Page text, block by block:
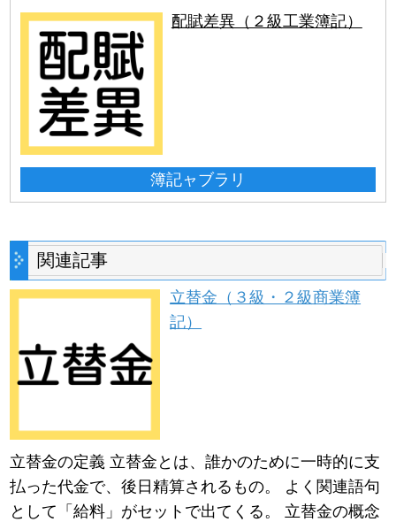
配賦差異（２級工業簿記）
簿記ャブラリ
関連記事
立替金（３級・２級商業簿
記）
立替金の定義 立替金とは、誰かのために一時的に支
払った代金で、後日精算されるもの。 よく関連語句
として「給料」がセットで出てくる。 立替金の概念